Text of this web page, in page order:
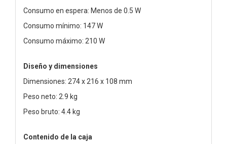
Consumo en espera: Menos de 0.5 W
Consumo mínimo: 147 W
Consumo máximo: 210 W
Diseño y dimensiones
Dimensiones: 274 x 216 x 108 mm
Peso neto: 2.9 kg
Peso bruto: 4.4 kg
Contenido de la caja